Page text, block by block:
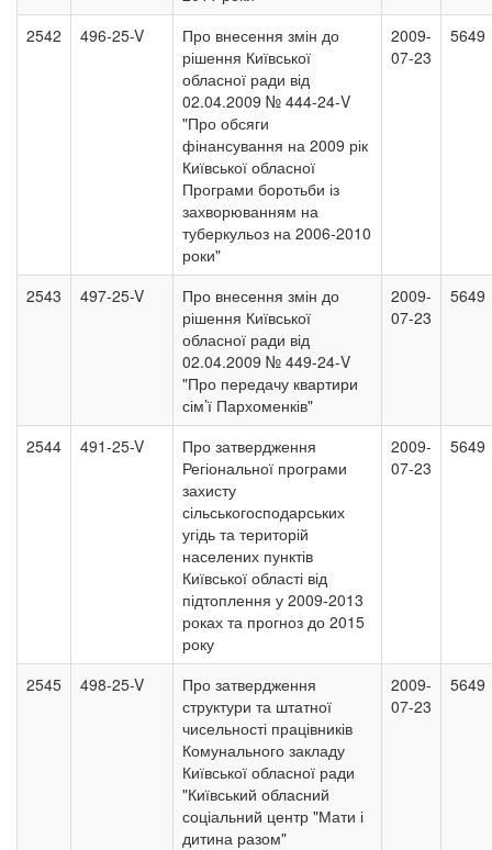
2542
496-25-V
Про внесення змін до
рішення Київської
обласної ради від
02.04.2009 № 444-24-V
"Про обсяги
фінансування на 2009 рік
Київської обласної
Програми боротьби із
захворюванням на
туберкульоз на 2006-2010
роки"
2009-
07-23
5649
2543 497-25-V
Про внесення змін до
рішення Київської
обласної ради від
02.04.2009 № 449-24-V
"Про передачу квартири
сім’ї Пархоменків"
2009-
07-23
5649
2544 491-25-V
Про затвердження
Регіональної програми
захисту
сільськогосподарських
угідь та територій
населених пунктів
Київської області від
підтоплення у 2009-2013
роках та прогноз до 2015
року
2009-
07-23
5649
2545 498-25-V
Про затвердження
структури та штатної
чисельності працівників
Комунального закладу
Київської обласної ради
"Київський обласний
соціальний центр "Мати і
дитина разом"
2009-
07-23
5649